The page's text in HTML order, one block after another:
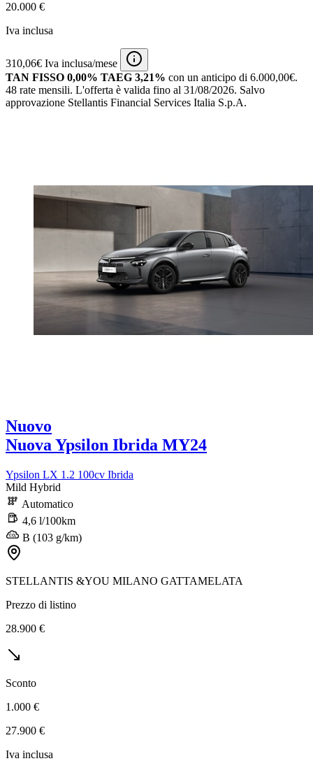
20.000 €
Iva inclusa
310,06€ Iva inclusa/mese
TAN FISSO 0,00% TAEG 3,21% con un anticipo di 6.000,00€.
48 rate mensili. L'offerta è valida fino al 31/08/2026. Salvo
approvazione Stellantis Financial Services Italia S.p.A.
Nuovo
Nuova Ypsilon Ibrida MY24
Ypsilon LX 1.2 100cv Ibrida
Mild Hybrid
Automatico
4,6 l/100km
B (103 g/km)
STELLANTIS &YOU MILANO GATTAMELATA
Prezzo di listino
28.900 €
Sconto
1.000 €
27.900 €
Iva inclusa